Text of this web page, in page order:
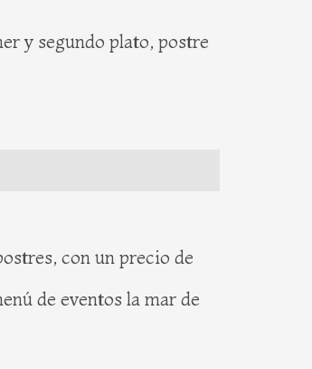
y segundo plato, postre
con un precio de
de eventos la mar de